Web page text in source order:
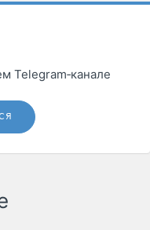
Telegram‑канале